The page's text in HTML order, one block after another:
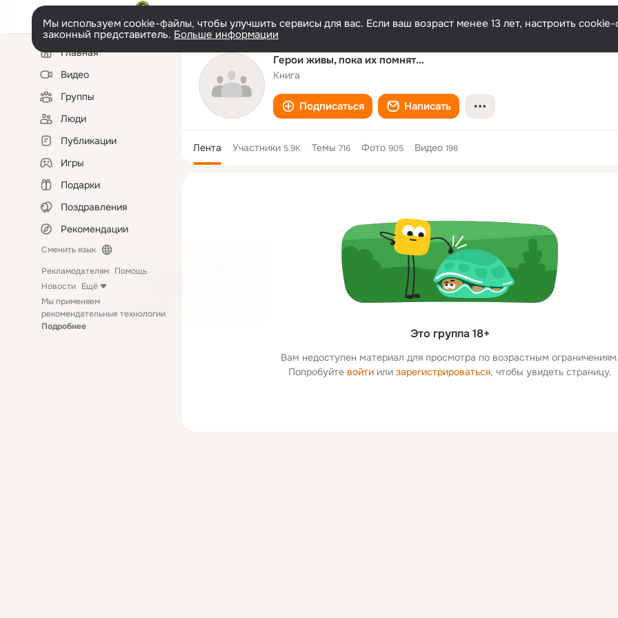
Мы используем cookie-файлы, чтобы улучшить сервисы для вас. Если ваш возраст менее 13 лет, настроить
законный представитель. Больше информации
Левая
колонкаГлавная
Видео
Группы
Люди
Публикации
Игры
Подарки
Поздравления
Рекомендации
Сменить язык
Рекламодателям Помощь
Новости Ещё
Мы применяем
рекомендательные технологии
Подробнее
Герои живы, пока их помнят...
Книга
Подписаться Написать
Лента Участники 5.9K Темы 716 Фото 905 Видео 198
Это группа 18+
Вам недоступен материал для просмотра по возрастным ограничениям.
Попробуйте войти или зарегистрироваться, чтобы увидеть страницу.